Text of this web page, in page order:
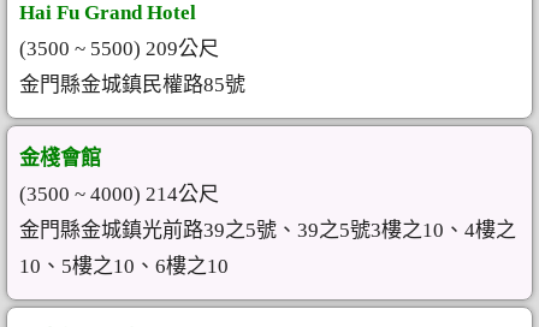
Hai Fu Grand Hotel
(3500 ~ 5500) 209公尺
金門縣金城鎮民權路85號
金棧會館
(3500 ~ 4000) 214公尺
金門縣金城鎮光前路39之5號、39之5號3樓之10、4樓之
10、5樓之10、6樓之10